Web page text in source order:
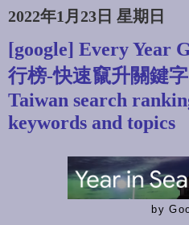
2022年1月23日 星期日
[google] Every Year
行榜-快速竄升關鍵
Taiwan search
keywords and topics
by